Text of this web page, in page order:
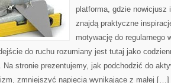
platforma, gdzie nowicjusz
znajdą praktyczne
motywację do regularnego
do ruchu rozumiany jest tutaj jako
stronie prezentujemy, jak podchodzić do
zmniejszyć napięcia wynikające z małej […]